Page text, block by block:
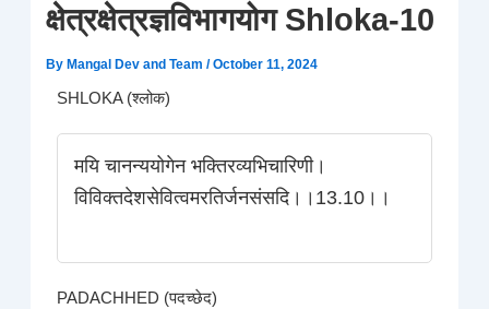
क्षेत्रक्षेत्रज्ञविभागयोग Shloka-10
By Mangal Dev and Team/October 11, 2024
SHLOKA (श्लोक)
मयि चानन्ययोगेन भक्तिरव्यभिचारिणी।
विविक्तदेशसेवित्वमरतिर्जनसंसदि।।13.10।।
PADACHHED (पदच्छेद)